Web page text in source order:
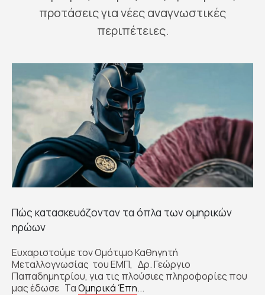
προτάσεις για νέες αναγνωστικές
περιπέτειες.
Πώς κατασκευάζονταν τα όπλα των ομηρικών
ηρώων
Ευχαριστούμε τον Ομότιμο Καθηγητή
Μεταλλογνωσίας του ΕΜΠ, Δρ. Γεώργιο
Παπαδημητρίου, για τις πλούσιες πληροφορίες που
μας έδωσε ΤαΟμηρικά Έπη...